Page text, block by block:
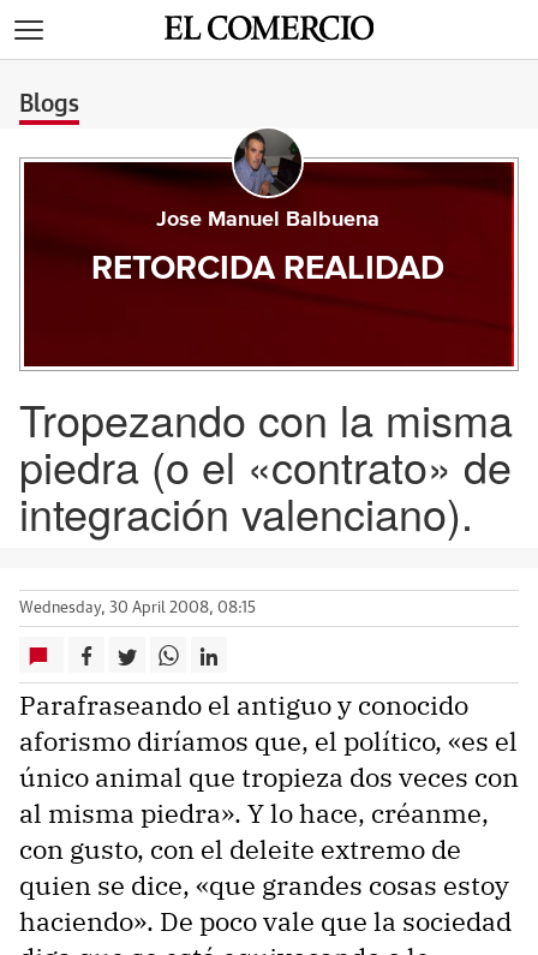
Blogs
Jose Manuel Balbuena
RETORCIDA REALIDAD
Tropezando con la misma
piedra (o el «contrato» de
integración valenciano).
Wednesday, 30 April 2008, 08:15
Parafraseando el antiguo y conocido
aforismo diríamos que, el político, «es el
único animal que tropieza dos veces con
al misma piedra». Y lo hace, créanme,
con gusto, con el deleite extremo de
quien se dice, «que grandes cosas estoy
haciendo». De poco vale que la sociedad